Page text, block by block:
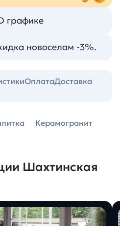
графике
новоселам -3%.
ОплатаДоставка
Керамогранит
Шахтинская